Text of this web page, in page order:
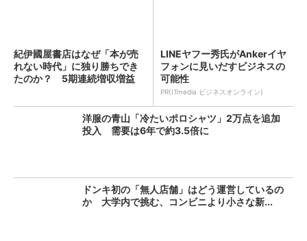
紀伊國屋書店はなぜ「本が売
れない時代」に独り勝ちでき
たのか？ 5期連続増収増益
LINEヤフー秀氏がAnkerイヤ
フォンに見いだすビジネスの
可能性
PR(ITmedia ビジネスオンライン)
洋服の青山「冷たいポロシャツ」2万点を追加
投入 需要は6年で約3.5倍に
ドンキ初の「無人店舗」はどう運営しているの
か 大学内で挑む、コンビニより小さな新...